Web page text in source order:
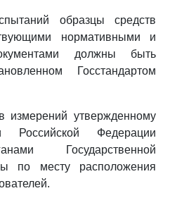
образцы средств
нормативными и
должны быть
Госстандартом
измерений утвержденному
Федерации
Государственной
по месту расположения